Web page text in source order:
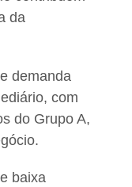
da
demanda
com
do Grupo A,
baixa